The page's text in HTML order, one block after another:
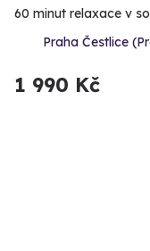
60 minut relaxace v
Praha Čestlice
1 990 Kč